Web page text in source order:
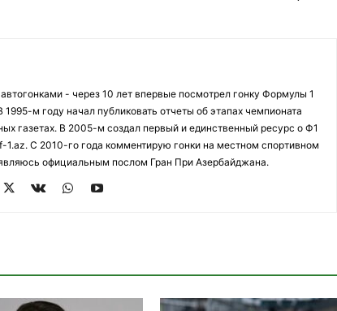
- через 10 лет впервые посмотрел гонку Формулы 1
1995-м году начал публиковать отчеты об этапах чемпионата
газетах. В 2005-м создал первый и единственный ресурс о Ф1
С 2010-го года комментирую гонки на местном спортивном
официальным послом Гран При Азербайджана.